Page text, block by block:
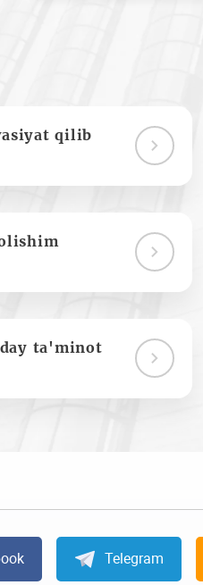
qilib
ta'minot
Telegram